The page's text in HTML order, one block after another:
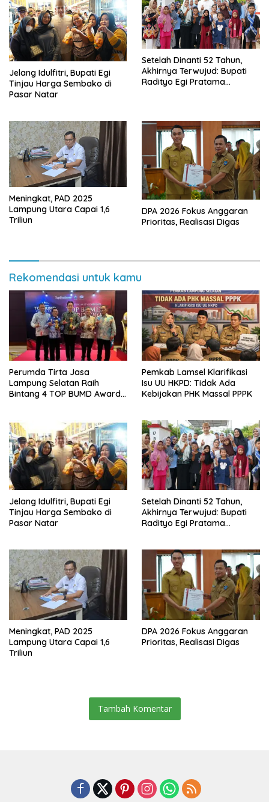
Jelang Idulfitri, Bupati Egi
Tinjau Harga Sembako di
Pasar Natar
Setelah Dinanti 52 Tahun,
Akhirnya Terwujud: Bupati
Radityo Egi Pratama
Meningkat, PAD 2025
Lampung Utara Capai 1,6
Triliun
DPA 2026 Fokus Anggaran
Prioritas, Realisasi Digas
Rekomendasi untuk kamu
Perumda Tirta Jasa
Lampung Selatan Raih
Bintang 4 TOP BUMD Awards
Pemkab Lamsel Klarifikasi
Isu UU HKPD: Tidak Ada
Kebijakan PHK Massal PPPK
Jelang Idulfitri, Bupati Egi
Tinjau Harga Sembako di
Pasar Natar
Setelah Dinanti 52 Tahun,
Akhirnya Terwujud: Bupati
Radityo Egi Pratama
Meningkat, PAD 2025
Lampung Utara Capai 1,6
Triliun
DPA 2026 Fokus Anggaran
Prioritas, Realisasi Digas
Tambah Komentar